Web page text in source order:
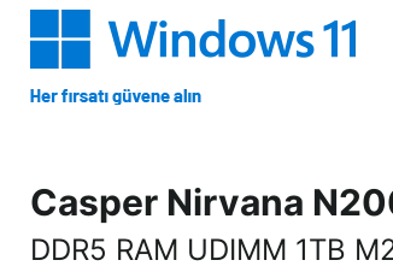
Casper Nirvana
DDR5 RAM UDIMM 1TB